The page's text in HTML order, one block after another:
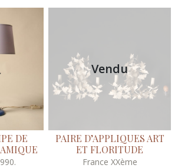
DE
Vendu
PAIRE D’APPLIQUES ART
ET FLORITUDE
France XXème